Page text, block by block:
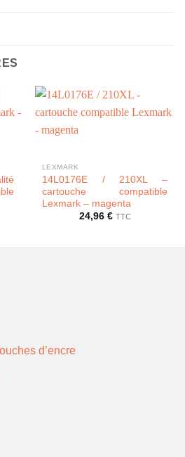
LEXMARK
14L0176E / 210XL –
cartouche compatible
Lexmark – magenta
24,96 € TTC
d’encre